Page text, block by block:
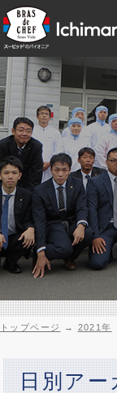
トップページ → 2021年
日別ア